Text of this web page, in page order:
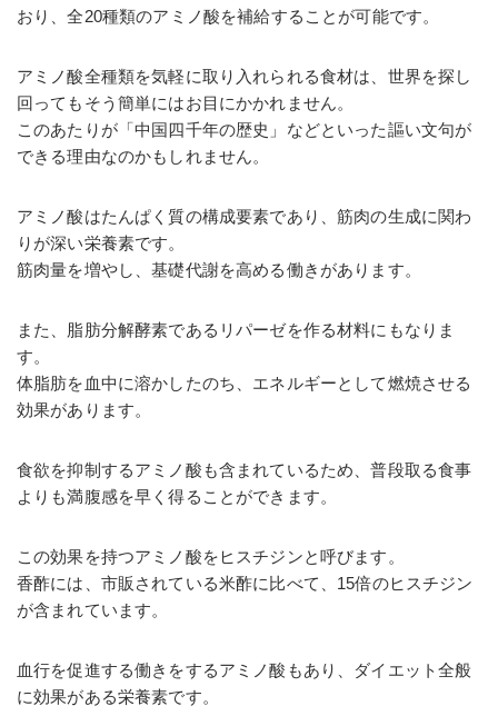
おり、全20種類のアミノ酸を補給することが可能です。
アミノ酸全種類を気軽に取り入れられる食材は、世界を探し
回ってもそう簡単にはお目にかかれません。
このあたりが「中国四千年の歴史」などといった謳い文句が
できる理由なのかもしれません。
アミノ酸はたんぱく質の構成要素であり、筋肉の生成に関わ
りが深い栄養素です。
筋肉量を増やし、基礎代謝を高める働きがあります。
また、脂肪分解酵素であるリパーゼを作る材料にもなりま
す。
体脂肪を血中に溶かしたのち、エネルギーとして燃焼させる
効果があります。
食欲を抑制するアミノ酸も含まれているため、普段取る食事
よりも満腹感を早く得ることができます。
この効果を持つアミノ酸をヒスチジンと呼びます。
香酢には、市販されている米酢に比べて、15倍のヒスチジン
が含まれています。
血行を促進する働きをするアミノ酸もあり、ダイエット全般
に効果がある栄養素です。